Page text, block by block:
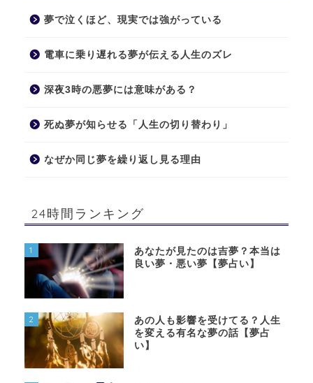
夢で泣くほど、現実では強がっている
電車に乗り遅れる夢が伝える人生のズレ
深夜3時の悪夢には意味がある？
死ぬ夢が知らせる「人生の切り替わり」
なぜか同じ夢を繰り返し見る理由
24時間ランキング
1
あなたが見たのは吉夢？本当は
良い夢・悪い夢【夢占い】
2
あの人も影響を受けてる？人生
を変える有名な夢の話【夢占
い】